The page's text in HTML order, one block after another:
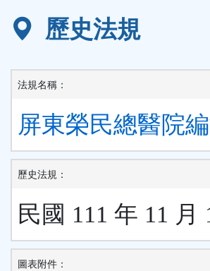
歷史法規
法規名稱：
屏東榮民總醫院
歷史法規：
民國 111 年 11 月
圖表附件：